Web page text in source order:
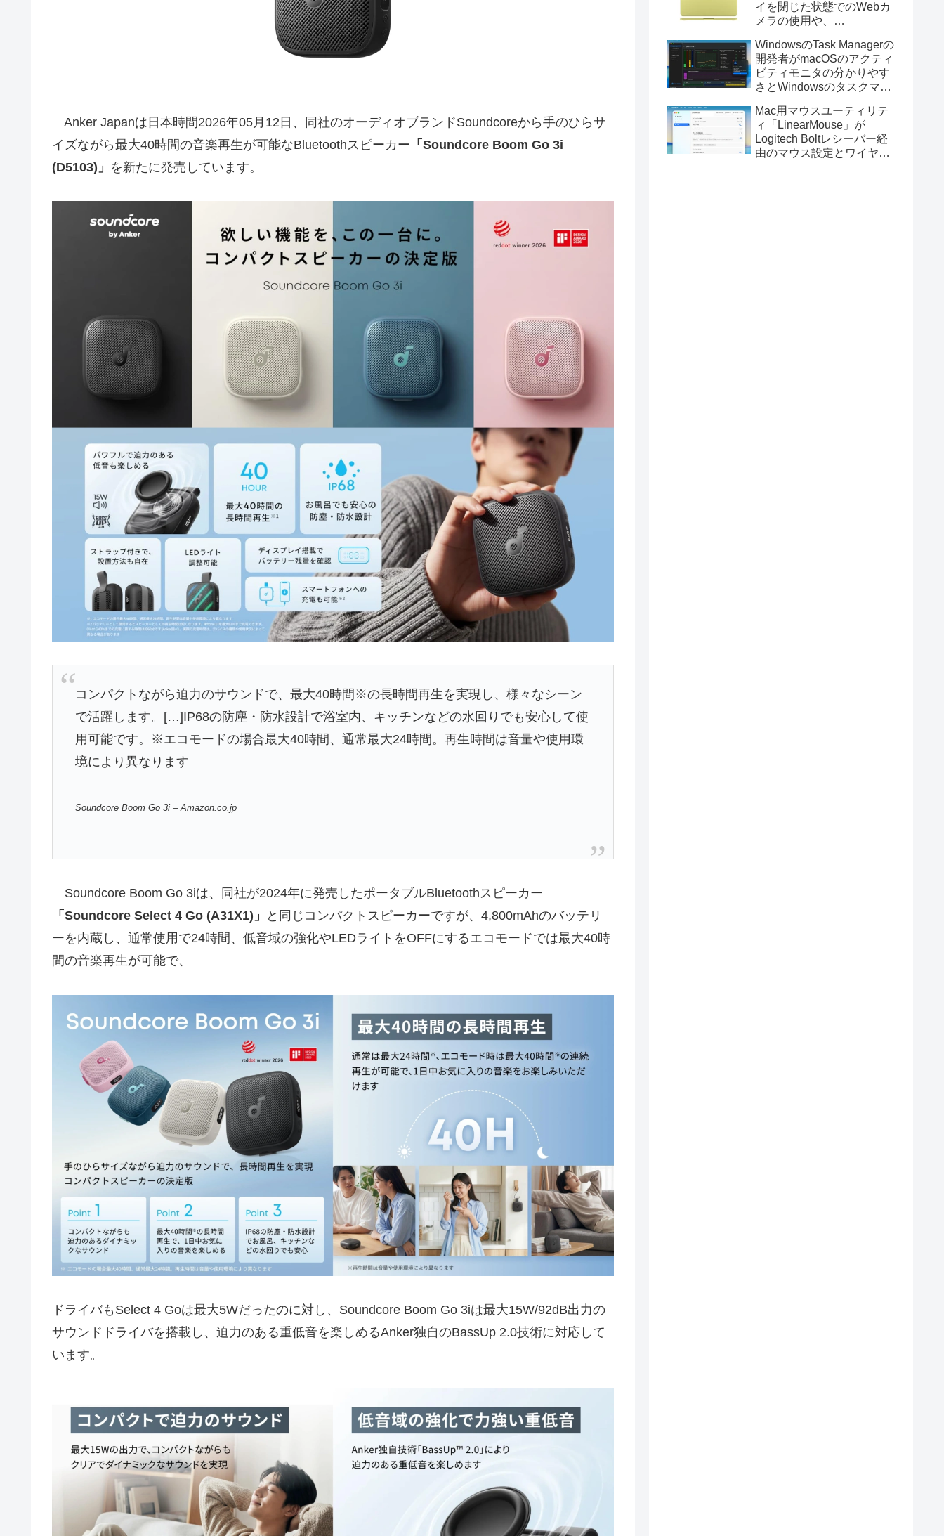
Anker Japanは日本時間2026年05月12日、同社のオーディオブランドSoundcoreから手のひらサ
イズながら最大40時間の音楽再生が可能なBluetoothスピーカー 「Soundcore Boom Go 3i
(D5103)」 を新たに発売しています。
コンパクトながら迫力のサウンドで、最大40時間※の長時間再生を実現し、様々なシーン
で活躍します。[…]IP68の防塵・防水設計で浴室内、キッチンなどの水回りでも安心して使
用可能です。※エコモードの場合最大40時間、通常最大24時間。再生時間は音量や使用環
境により異なります
Soundcore Boom Go 3i – Amazon.co.jp
Soundcore Boom Go 3iは、同社が2024年に発売したポータブルBluetoothスピーカー
「Soundcore Select 4 Go (A31X1)」
と同じコンパクトスピーカーですが、4,800mAhのバッテリ
ーを内蔵し、通常使用で24時間、低音域の強化やLEDライトをOFFにするエコモードでは最大40時
間の音楽再生が可能で、
ドライバもSelect 4 Goは最大5Wだったのに対し、Soundcore Boom Go 3iは最大15W/92dB出力の
サウンドドライバを搭載し、迫力のある重低音を楽しめるAnker独自のBassUp 2.0技術に対応して
います。
イを閉じた状態でのWebカ
メラの使用や、
利用しMacBook Neoを復元
する際の安定性が向上。
WindowsのTask Managerの
開発者がmacOSのアクティ
ビティモニタの分かりやす
さとWindowsのタスクマネ
Mac用システムモニタアプ
リ「Task Manager TMOG」
のBeta版を公開。
Mac用マウスユーティリテ
ィ「LinearMouse」が
Logitech Boltレシーバー経
由のマウス設定とワイヤレ